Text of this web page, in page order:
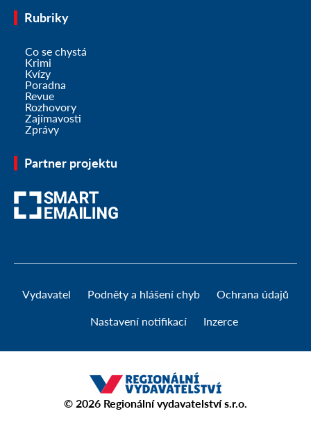
Rubriky
Co se chystá
Krimi
Kvízy
Poradna
Revue
Rozhovory
Zajímavosti
Zprávy
Partner projektu
Vydavatel Podněty a hlášení chyb Ochrana údajů
Nastavení notifikací Inzerce
© 2026 Regionální vydavatelství s.r.o.